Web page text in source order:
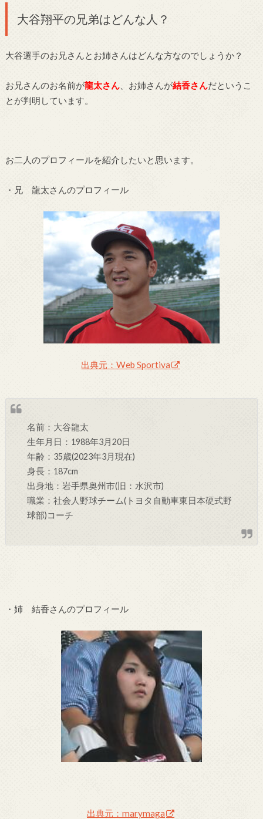
大谷翔平の兄弟はどんな人？
大谷選手のお兄さんとお姉さんはどんな方なのでしょうか？
お兄さんのお名前が龍太さん、お姉さんが結香さんだというこ
とが判明しています。
お二人のプロフィールを紹介したいと思います。
・兄 龍太さんのプロフィール
出典元：Web Sportiva
名前：大谷龍太
生年月日：1988年3月20日
年齢：35歳(2023年3月現在)
身長：187cm
出身地：岩手県奥州市(旧：水沢市)
職業：社会人野球チーム(トヨタ自動車東日本硬式野
球部)コーチ
・姉 結香さんのプロフィール
出典元：marymaga